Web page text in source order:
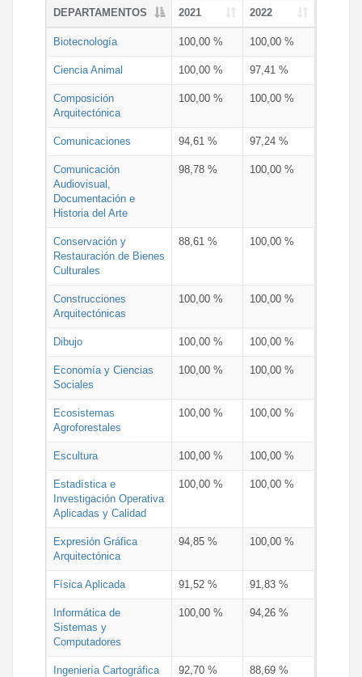
DEPARTAMENTOS 2021 2022
Biotecnología 100,00 % 100,00 %
Ciencia Animal 100,00 % 97,41 %
Composición
Arquitectónica
100,00 % 100,00 %
Comunicaciones 94,61 % 97,24 %
Comunicación
Audiovisual,
Documentación e
Historia del Arte
98,78 % 100,00 %
Conservación y
Restauración de Bienes
Culturales
88,61 % 100,00 %
Construcciones
Arquitectónicas
100,00 % 100,00 %
Dibujo 100,00 % 100,00 %
Economía y Ciencias
Sociales
100,00 % 100,00 %
Ecosistemas
Agroforestales
100,00 % 100,00 %
Escultura 100,00 % 100,00 %
Estadística e
Investigación Operativa
Aplicadas y Calidad
100,00 % 100,00 %
Expresión Gráfica
Arquitectónica
94,85 % 100,00 %
Física Aplicada 91,52 % 91,83 %
Informática de
Sistemas y
Computadores
100,00 % 94,26 %
Ingeniería Cartográfica
92,70 % 88,69 %